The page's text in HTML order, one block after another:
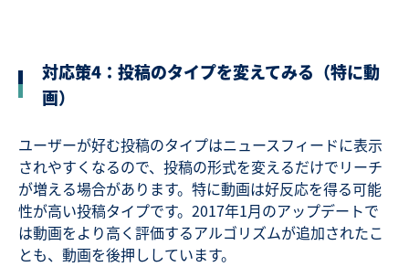
対応策4：投稿のタイプを変えてみる（特に動
画）
ユーザーが好む投稿のタイプはニュースフィードに表示
されやすくなるので、投稿の形式を変えるだけでリーチ
が増える場合があります。特に動画は好反応を得る可能
性が高い投稿タイプです。2017年1月のアップデートで
は動画をより高く評価するアルゴリズムが追加されたこ
とも、動画を後押ししています。